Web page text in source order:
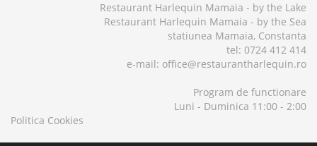
Restaurant Harlequin Mamaia - by the Lake
Restaurant Harlequin Mamaia - by the Sea
statiunea Mamaia, Constanta
tel: 0724 412 414
e-mail: office@restaurantharlequin.ro
Program de functionare
Luni - Duminica 11:00 - 2:00
Politica Cookies